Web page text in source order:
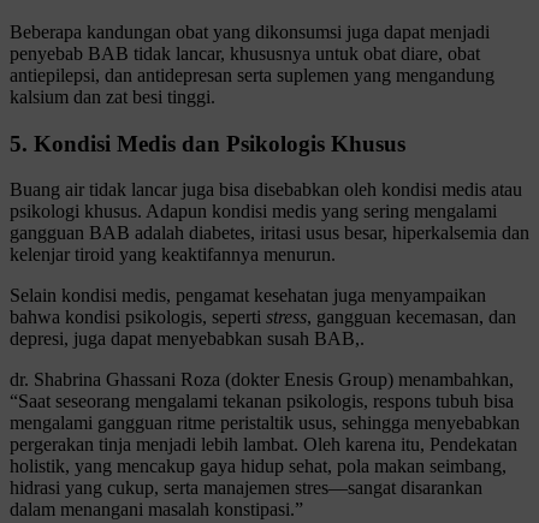
Beberapa kandungan obat yang dikonsumsi juga dapat menjadi
penyebab BAB tidak lancar, khususnya untuk obat diare, obat
antiepilepsi, dan antidepresan serta suplemen yang mengandung
kalsium dan zat besi tinggi.
5. Kondisi Medis dan Psikologis Khusus
Buang air tidak lancar juga bisa disebabkan oleh kondisi medis atau
psikologi khusus. Adapun kondisi medis yang sering mengalami
gangguan BAB adalah diabetes, iritasi usus besar, hiperkalsemia dan
kelenjar tiroid yang keaktifannya menurun.
Selain kondisi medis, pengamat kesehatan juga menyampaikan
bahwa kondisi psikologis, seperti stress, gangguan kecemasan, dan
depresi, juga dapat menyebabkan susah BAB,.
dr. Shabrina Ghassani Roza (dokter Enesis Group) menambahkan,
“Saat seseorang mengalami tekanan psikologis, respons tubuh bisa
mengalami gangguan ritme peristaltik usus, sehingga menyebabkan
pergerakan tinja menjadi lebih lambat. Oleh karena itu, Pendekatan
holistik, yang mencakup gaya hidup sehat, pola makan seimbang,
hidrasi yang cukup, serta manajemen stres—sangat disarankan
dalam menangani masalah konstipasi.”